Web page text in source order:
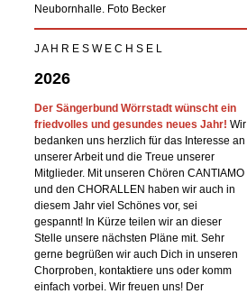
Neubornhalle. Foto Becker
J A H R E S W E C H S E L
2026
Der Sängerbund Wörrstadt wünscht ein
friedvolles und gesundes neues Jahr! Wir
bedanken uns herzlich für das Interesse an
unserer Arbeit und die Treue unserer
Mitglieder. Mit unseren Chören CANTIAMO
und den CHORALLEN haben wir auch in
diesem Jahr viel Schönes vor, sei
gespannt! In Kürze teilen wir an dieser
Stelle unsere nächsten Pläne mit. Sehr
gerne begrüßen wir auch Dich in unseren
Chorproben, kontaktiere uns oder komm
einfach vorbei. Wir freuen uns! Der